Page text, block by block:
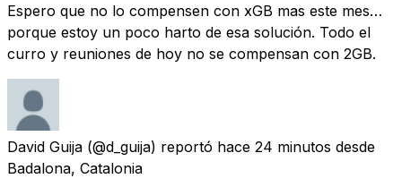
Espero que no lo compensen con xGB mas este mes…
porque estoy un poco harto de esa solución. Todo el
curro y reuniones de hoy no se compensan con 2GB.
David Guija (@d_guija) reportó hace 24 minutos desde
Badalona, Catalonia